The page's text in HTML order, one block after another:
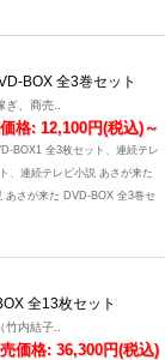
BOX 全3巻セット
、商売..
格: 12,100円(税込)～
BOX1 全3枚セット、連続テレ
、連続テレビ小説 あさが来た
あさが来た DVD-BOX 全3巻セ
全13枚セット
内結子..
価格: 36,300円(税込)